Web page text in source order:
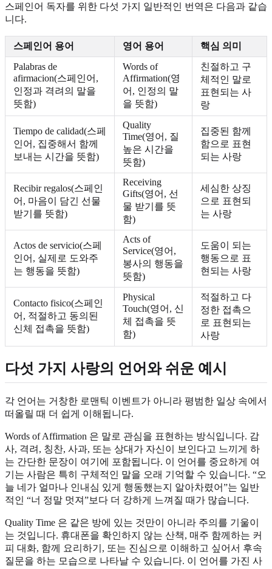
스페인어 독자를 위한 다섯 가지 일반적인 번역은 다음과 같습
니다.
스페인어 용어 영어 용어
핵심 의미
Palabras de
afirmacion(스페인어,
인정과 격려의 말을
뜻함)
Words of
Affirmation(영
어, 인정의 말
을 뜻함)
친절하고 구
체적인 말로
표현되는 사
랑
Tiempo de calidad(스페
인어, 집중해서 함께
보내는 시간을 뜻함)
Quality
Time(영어, 질
높은 시간을
뜻함)
집중된 함께
함으로 표현
되는 사랑
Recibir regalos(스페인
어, 마음이 담긴 선물
받기를 뜻함)
Receiving
Gifts(영어, 선
물 받기를 뜻
함)
세심한 상징
으로 표현되
는 사랑
Actos de servicio(스페
인어, 실제로 도와주
는 행동을 뜻함)
Acts of
Service(영어,
봉사의 행동을
뜻함)
도움이 되는
행동으로 표
현되는 사랑
Contacto fisico(스페인
어, 적절하고 동의된
신체 접촉을 뜻함)
Physical
Touch(영어, 신
체 접촉을 뜻
함)
적절하고 다
정한 접촉으
로 표현되는
사랑
다섯 가지 사랑의 언어와 쉬운 예시
각 언어는 거창한 로맨틱 이벤트가 아니라 평범한 일상 속에서
떠올릴 때 더 쉽게 이해됩니다.
Words of Affirmation 은 말로 관심을 표현하는 방식입니다. 감
사, 격려, 칭찬, 사과, 또는 상대가 자신이 보인다고 느끼게 하
는 간단한 문장이 여기에 포함됩니다. 이 언어를 중요하게 여
기는 사람은 특히 구체적인 말을 오래 기억할 수 있습니다. “오
늘 네가 얼마나 인내심 있게 행동했는지 알아차렸어”는 일반
적인 “너 정말 멋져”보다 더 강하게 느껴질 때가 많습니다.
Quality Time 은 같은 방에 있는 것만이 아니라 주의를 기울이
는 것입니다. 휴대폰을 확인하지 않는 산책, 매주 함께하는 커
피 대화, 함께 요리하기, 또는 진심으로 이해하고 싶어서 후속
질문을 하는 모습으로 나타날 수 있습니다. 이 언어를 가진 사